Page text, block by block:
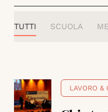
TUTTI SCUOLA
LAVORO &